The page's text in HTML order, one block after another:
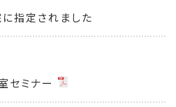
指定されました
セミナー